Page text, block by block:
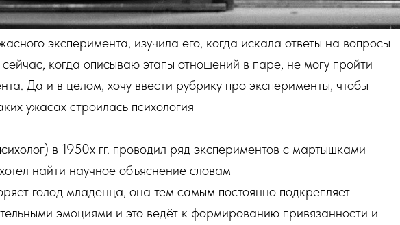
эксперимента, изучила его, когда искала ответы на вопросы
когда описываю этапы отношений в паре, не могу пройти
Да и в целом, хочу ввести рубрику про эксперименты, чтобы
ужасах строилась психология
в 1950х гг. проводил ряд экспериментов с мартышками
найти научное объяснение словам
голод младенца, она тем самым постоянно подкрепляет
эмоциями и это ведёт к формированию привязанности и